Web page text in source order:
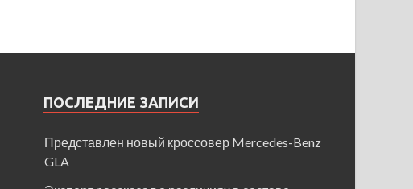
ПОСЛЕДНИЕ ЗАПИСИ
Представлен новый кроссовер Mercedes-Benz
GLA